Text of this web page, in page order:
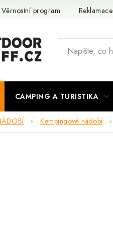
Věrnostní program Reklamace
CAMPING A TURISTIKA
Kempingové nádobí